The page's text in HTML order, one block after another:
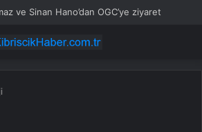
ve Sinan Hano’dan OGC’ye ziyaret